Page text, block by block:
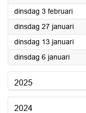
dinsdag 3 februari2026
dinsdag 27 januari2026
dinsdag 13 januari2026
dinsdag 6 januari2026
2025
2024